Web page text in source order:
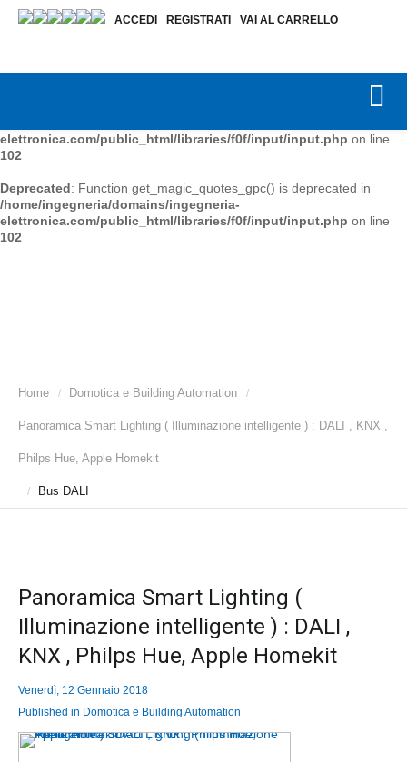
Deprecated: Function get_magic_quotes_gpc() is deprecated in
102
elettronica.com/public_html/libraries/f0f/input/input.php on line
102
Deprecated: Function get_magic_quotes_gpc() is deprecated in
/home/ingegneria/domains/ingegneria-
elettronica.com/public_html/libraries/f0f/input/input.php on line
102
ACCEDI REGISTRATI VAI AL CARRELLO
Home / Domotica e Building Automation /
Panoramica Smart Lighting ( Illuminazione intelligente ) : DALI , KNX ,
Philps Hue, Apple Homekit
/ Bus DALI
Panoramica Smart Lighting (
Illuminazione intelligente ) : DALI ,
KNX , Philps Hue, Apple Homekit
Venerdì, 12 Gennaio 2018
Published in Domotica e Building Automation